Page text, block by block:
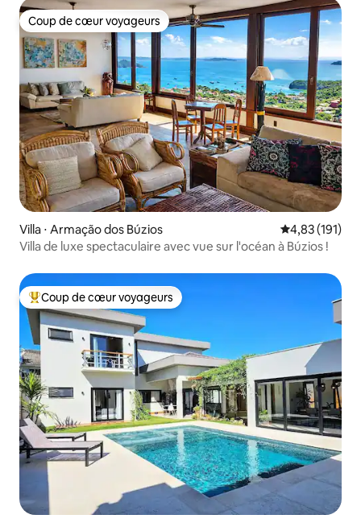
Coup de cœur voyageurs
Coup de cœur voyageurs
Villa ⋅ Armação dos Búzios Évaluation
4,83 (191)
Villa de luxe spectaculaire avec vue sur l'océan à Búzios !
Coups de cœur voyageurs les plus appréciés
Coup de cœur voyageurs